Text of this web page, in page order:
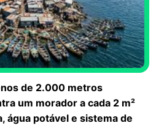
de 2.000 metros
um morador a cada 2 m²
água potável e sistema de